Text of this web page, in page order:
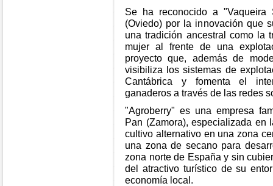
Se ha reconocido a "Vaqueira
(Oviedo) por la innovación que
una tradición ancestral como la
mujer al frente de una
proyecto que, además de
visibiliza los sistemas de
Cantábrica y fomenta el
ganaderos a través de las redes
"Agroberry" es una empresa
Pan (Zamora), especializada en
cultivo alternativo en una zona
una zona de secano para
zona norte de España y sin
del atractivo turístico de su
economía local.